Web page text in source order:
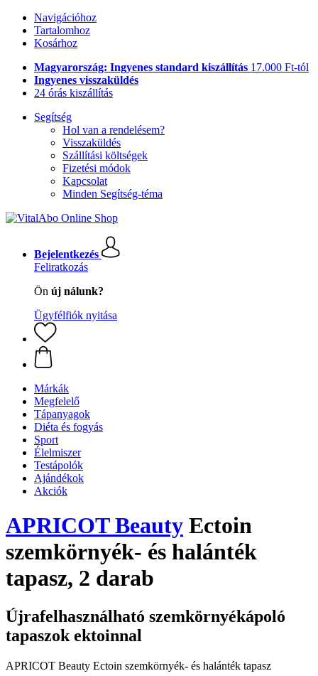
Navigációhoz
Tartalomhoz
Kosárhoz
Magyarország: Ingyenes standard kiszállítás 17.000 Ft-tól
Ingyenes visszaküldés
24 órás kiszállítás
Segítség
Hol van a rendelésem?
Visszaküldés
Szállítási költségek
Fizetési módok
Kapcsolat
Minden Segítség-téma
Bejelentkezés
Feliratkozás
Ön új nálunk?
Ügyfélfiók nyitása
Márkák
Megfelelő
Tápanyagok
Diéta és fogyás
Sport
Élelmiszer
Testápolók
Ajándékok
Akciók
APRICOT Beauty Ectoin
szemkörnyék- és halánték
tapasz, 2 darab
Újrafelhasználható szemkörnyékápoló
tapaszok ektoinnal
APRICOT Beauty Ectoin szemkörnyék- és halánték tapasz